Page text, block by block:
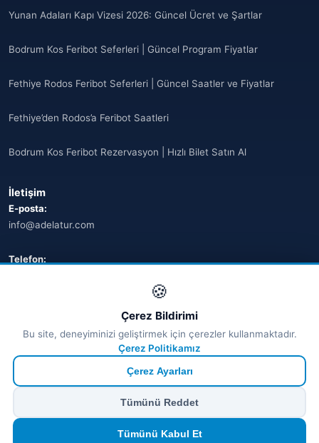
Yunan Adaları Kapı Vizesi 2026: Güncel Ücret ve Şartlar
Bodrum Kos Feribot Seferleri | Güncel Program Fiyatlar
Fethiye Rodos Feribot Seferleri | Güncel Saatler ve Fiyatlar
Fethiye’den Rodos’a Feribot Saatleri
Bodrum Kos Feribot Rezervasyon | Hızlı Bilet Satın Al
İletişim
E-posta:
info@adelatur.com
Telefon:
💬 WhatsApp
€ EUR $ USD
🍪
Çerez Bildirimi
Bu site, deneyiminizi geliştirmek için çerezler kullanmaktadır.
Çerez Politikamız
Çerez Ayarları
Tümünü Reddet
Tümünü Kabul Et